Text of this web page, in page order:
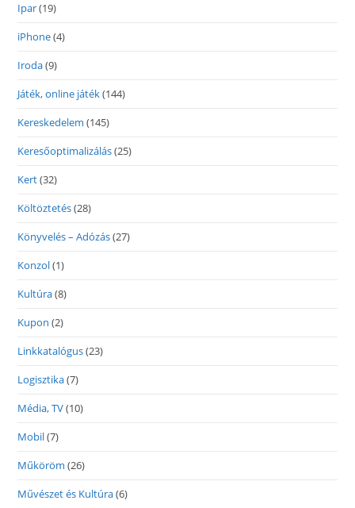
Ipar(19)
iPhone(4)
Iroda(9)
Játék, online játék(144)
Kereskedelem (145)
Keresőoptimalizálás(25)
Kert(32)
Költöztetés(28)
Könyvelés – Adózás(27)
Konzol(1)
Kultúra(8)
Kupon (2)
Linkkatalógus(23)
Logisztika(7)
Média, TV(10)
Mobil(7)
Műköröm (26)
Művészet és Kultúra(6)